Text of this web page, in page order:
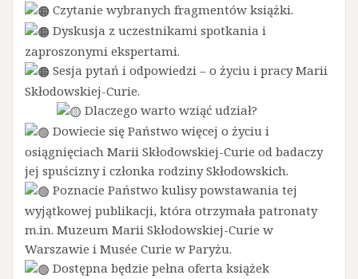
Czytanie wybranych fragmentów książki.
Dyskusja z uczestnikami spotkania i
zaproszonymi ekspertami.
Sesja pytań i odpowiedzi – o życiu i pracy Marii
Skłodowskiej-Curie.
Dlaczego warto wziąć udział?
Dowiecie się Państwo więcej o życiu i
osiągnięciach Marii Skłodowskiej-Curie od badaczy
jej spuścizny i członka rodziny Skłodowskich.
Poznacie Państwo kulisy powstawania tej
wyjątkowej publikacji, która otrzymała patronaty
m.in. Muzeum Marii Skłodowskiej-Curie w
Warszawie i Musée Curie w Paryżu.
Dostępna będzie pełna oferta książek